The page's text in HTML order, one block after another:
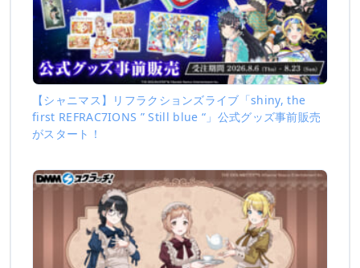
【シャニマス】リフラクションズライブ「shiny, the
first REFRAC7IONS ” Still blue “」公式グッズ事前販売
がスタート！